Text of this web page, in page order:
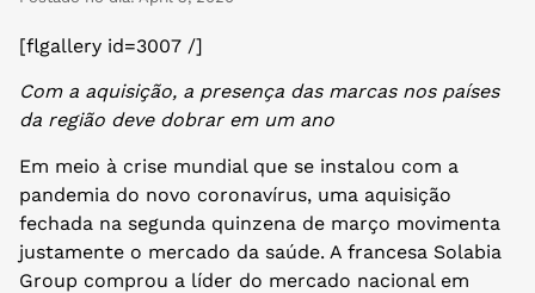
[flgallery id=3007 /]
Com a aquisição, a presença das marcas nos países
da região deve dobrar em um ano
Em meio à crise mundial que se instalou com a
pandemia do novo coronavírus, uma aquisição
fechada na segunda quinzena de março movimenta
justamente o mercado da saúde. A francesa Solabia
Group comprou a líder do mercado nacional em